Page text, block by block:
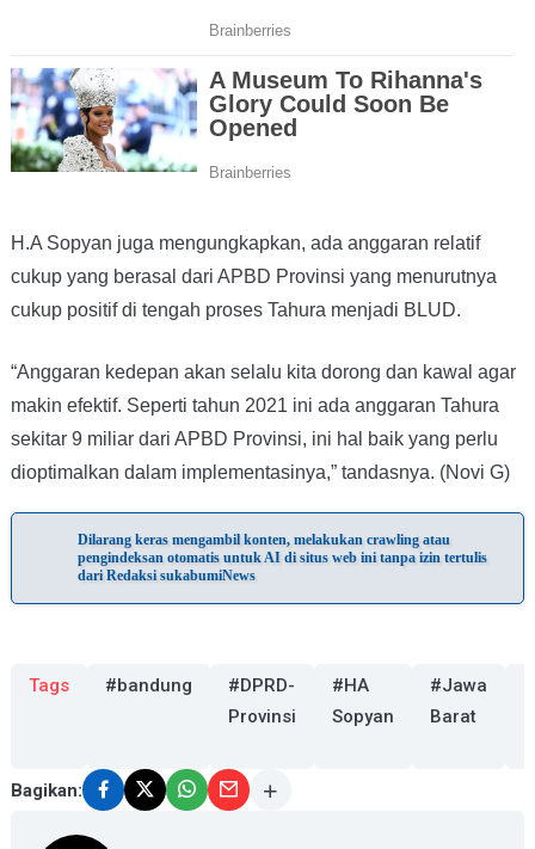
H.A Sopyan juga mengungkapkan, ada anggaran relatif
cukup yang berasal dari APBD Provinsi yang menurutnya
cukup positif di tengah proses Tahura menjadi BLUD.
“Anggaran kedepan akan selalu kita dorong dan kawal agar
makin efektif. Seperti tahun 2021 ini ada anggaran Tahura
sekitar 9 miliar dari APBD Provinsi, ini hal baik yang perlu
dioptimalkan dalam implementasinya,” tandasnya. (Novi G)
Dilarang keras mengambil konten, melakukan crawling atau
pengindeksan otomatis untuk AI di situs web ini tanpa izin tertulis
dari Redaksi sukabumiNews
Tags #bandung
#DPRD-
Provinsi
#HA
Sopyan
#Jawa
Barat
Bagikan: